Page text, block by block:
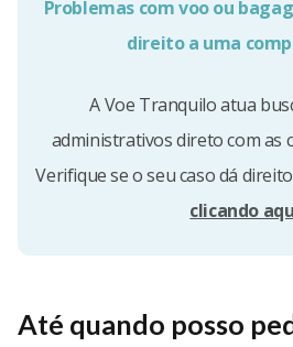
Problemas com voo ou
direito a uma
A Voe Tranquilo atua
administrativos direto com as
Verifique se o seu caso dá
clicando
Até quando posso